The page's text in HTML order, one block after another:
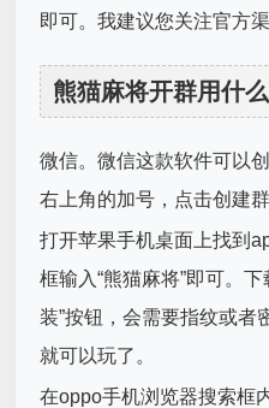
即可。我建议您关注官方
熊猫麻将开群用什
微信。微信这款软件可以
右上角的加号，点击创建
打开苹果手机桌面上找到
框输入“熊猫麻将”即可。
装”按钮，会需要指纹或者
就可以玩了。
在oppo手机浏览器搜索框